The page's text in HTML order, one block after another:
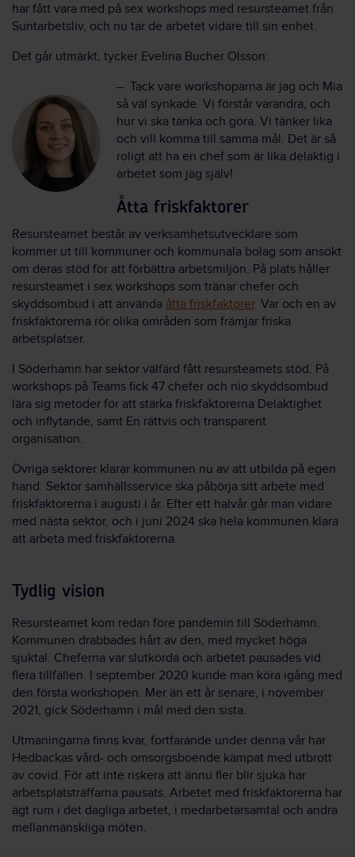
har fått vara med på sex workshops med resursteamet från
Suntarbetsliv, och nu tar de arbetet vidare till sin enhet.
Det går utmärkt, tycker Evelina Bucher Olsson:
– Tack vare workshoparna är jag och Mia
så väl synkade. Vi förstår varandra, och
hur vi ska tänka och göra. Vi tänker lika
och vill komma till samma mål. Det är så
roligt att ha en chef som är lika delaktig i
arbetet som jag själv!
Åtta friskfaktorer
Resursteamet består av verksamhetsutvecklare som
kommer ut till kommuner och kommunala bolag som ansökt
om deras stöd för att förbättra arbetsmiljön. På plats håller
resursteamet i sex workshops som tränar chefer och
skyddsombud i att använda åtta friskfaktorer. Var och en av
friskfaktorerna rör olika områden som främjar friska
arbetsplatser.
I Söderhamn har sektor välfärd fått resursteamets stöd. På
workshops på Teams fick 47 chefer och nio skyddsombud
lära sig metoder för att stärka friskfaktorerna Delaktighet
och inflytande, samt En rättvis och transparent
organisation.
Övriga sektorer klarar kommunen nu av att utbilda på egen
hand. Sektor samhällsservice ska påbörja sitt arbete med
friskfaktorerna i augusti i år. Efter ett halvår går man vidare
med nästa sektor, och i juni 2024 ska hela kommunen klara
att arbeta med friskfaktorerna.
Tydlig vision
Resursteamet kom redan före pandemin till Söderhamn.
Kommunen drabbades hårt av den, med mycket höga
sjuktal. Cheferna var slutkörda och arbetet pausades vid
flera tillfällen. I september 2020 kunde man köra igång med
den första workshopen. Mer än ett år senare, i november
2021, gick Söderhamn i mål med den sista.
Utmaningarna finns kvar, fortfarande under denna vår har
Hedbackas vård- och omsorgsboende kämpat med utbrott
av covid. För att inte riskera att ännu fler blir sjuka har
arbetsplatsträffarna pausats. Arbetet med friskfaktorerna har
ägt rum i det dagliga arbetet, i medarbetarsamtal och andra
mellanmänskliga möten.